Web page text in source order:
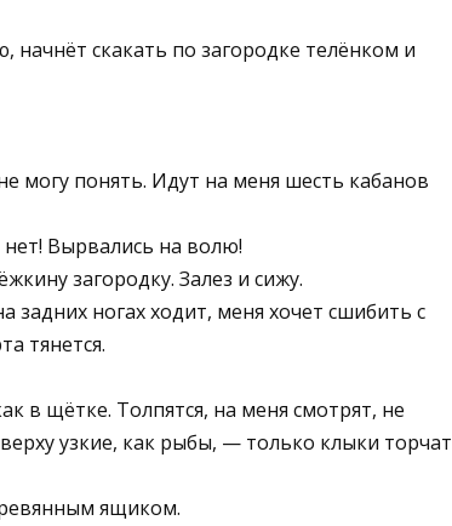
скакать по загородке телёнком и
могу понять. Идут на меня шесть кабанов
Вырвались на волю!
загородку. Залез и сижу.
задних ногах ходит, меня хочет сшибить с
тянется.
в щётке. Толпятся, на меня смотрят, не
узкие, как рыбы, — только клыки торчат
ящиком.